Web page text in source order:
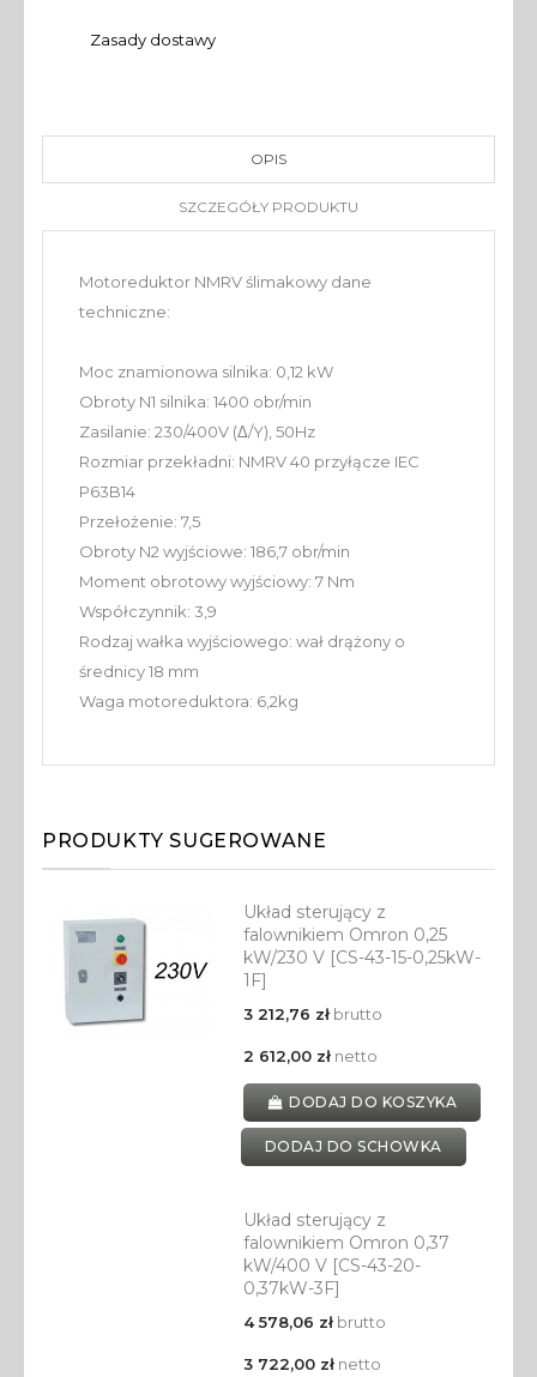
Zasady dostawy
OPIS
SZCZEGÓŁY PRODUKTU
Motoreduktor NMRV ślimakowy dane
techniczne:
Moc znamionowa silnika: 0,12 kW
Obroty N1 silnika: 1400 obr/min
Zasilanie: 230/400V (Δ/Y), 50Hz
Rozmiar przekładni: NMRV 40 przyłącze IEC
P63B14
Przełożenie: 7,5
Obroty N2 wyjściowe: 186,7 obr/min
Moment obrotowy wyjściowy: 7 Nm
Współczynnik: 3,9
Rodzaj wałka wyjściowego: wał drążony o
średnicy 18 mm
Waga motoreduktora: 6,2kg
PRODUKTY SUGEROWANE
Układ sterujący z
falownikiem Omron 0,25
kW/230 V [CS-43-15-0,25kW-
1F]
3 212,76 złbrutto
2 612,00 złnetto
DODAJ DO KOSZYKA
DODAJ DO SCHOWKA
Układ sterujący z
falownikiem Omron 0,37
kW/400 V [CS-43-20-
0,37kW-3F]
4 578,06 złbrutto
3 722,00 złnetto